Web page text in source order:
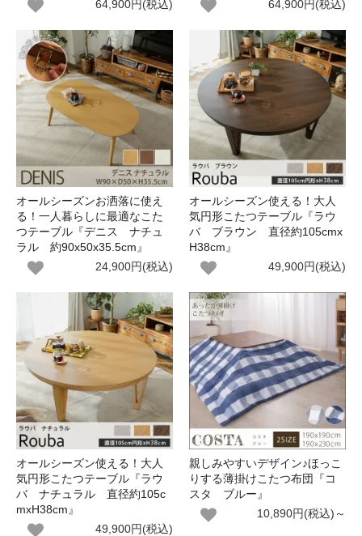
64,900円(税込)
64,900円(税込)
オールシーズンお洒落に使え
る！一人暮らしに最適なこた
つテーブル『デニス ナチュ
ラル 約90x50x35.5cm』
24,900円(税込)
オールシーズン使える！大人
気円形こたつテーブル『ラウ
バ ブラウン 直径約105cmx
H38cm』
49,900円(税込)
オールシーズン使える！大人
気円形こたつテーブル『ラウ
バ ナチュラル 直径約105c
mxH38cm』
49,900円(税込)
親しみやすいデザイン♪ほっこ
りする薄掛けこたつ布団『コ
スタ ブルー』
10,890円(税込)～